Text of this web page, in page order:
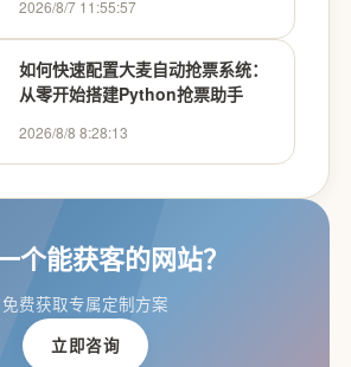
2026/8/7 11:55:57
如何快速配置大麦自动抢票系统：
从零开始搭建Python抢票助手
2026/8/8 8:28:13
个能获客的网站？
免费获取专属定制方案
立即咨询